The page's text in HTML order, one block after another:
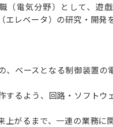
電気分野）として、遊
レベータ）の研究・開発
ベースとなる制御装置の
するよう、回路・ソフト
がるまで、一連の業務に